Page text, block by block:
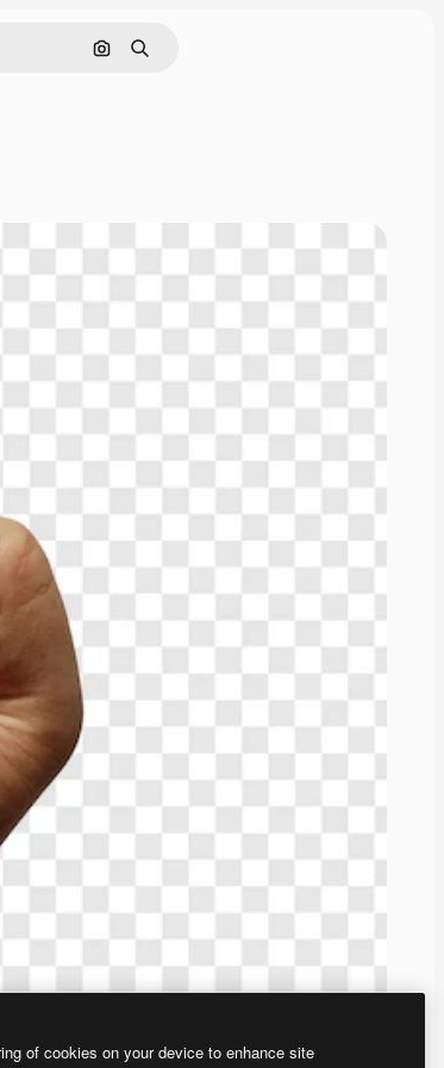
画像で検索
検索
of cookies on your device to enhance site